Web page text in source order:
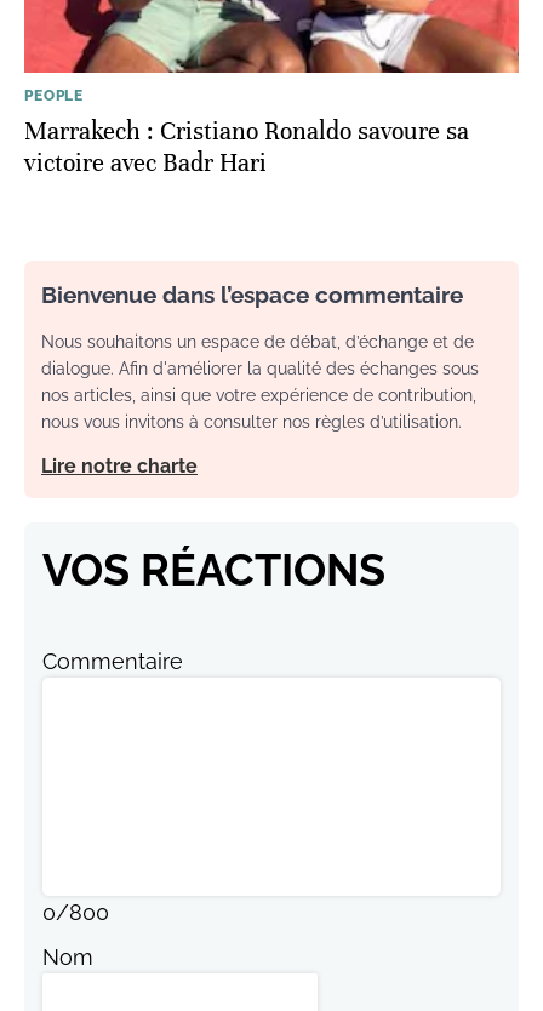
PEOPLE
Marrakech : Cristiano Ronaldo savoure sa
victoire avec Badr Hari
Bienvenue dans l’espace commentaire
Nous souhaitons un espace de débat, d’échange et de
dialogue. Afin d'améliorer la qualité des échanges sous
nos articles, ainsi que votre expérience de contribution,
nous vous invitons à consulter nos règles d’utilisation.
Lire notre charte
VOS RÉACTIONS
Commentaire
0/800
Nom